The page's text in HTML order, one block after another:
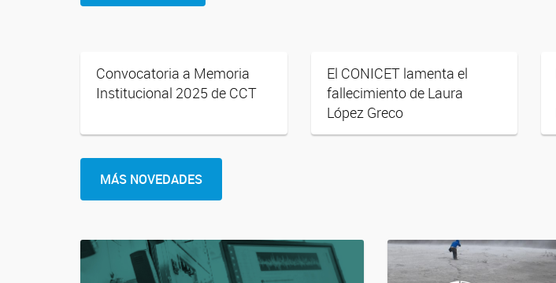
Convocatoria a Memoria
Institucional 2025 de CCT
El CONICET lamenta el
fallecimiento de Laura
López Greco
MÁS NOVEDADES